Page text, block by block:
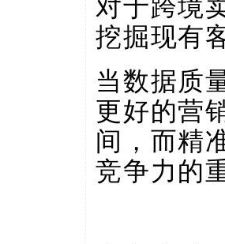
挖掘现有
当数据质
更好的营
间，而精
竞争力的